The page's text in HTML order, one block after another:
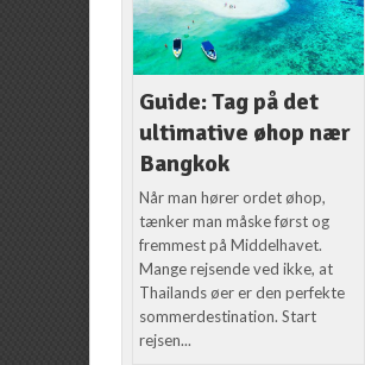
Guide: Tag på det
ultimative øhop nær
Bangkok
Når man hører ordet øhop,
tænker man måske først og
fremmest på Middelhavet.
Mange rejsende ved ikke, at
Thailands øer er den perfekte
sommerdestination. Start
rejsen...